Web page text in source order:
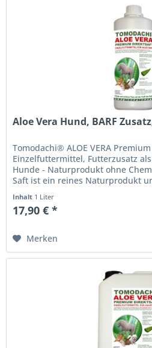
Aloe Vera Hund, BARF
Tomodachi® ALOE VERA
Einzelfuttermittel, Futterzusatz
Hunde - Naturprodukt ohne
Saft ist ein reines Naturprodukt
frischer...
Inhalt 1 Liter
17,90 € *
Merken